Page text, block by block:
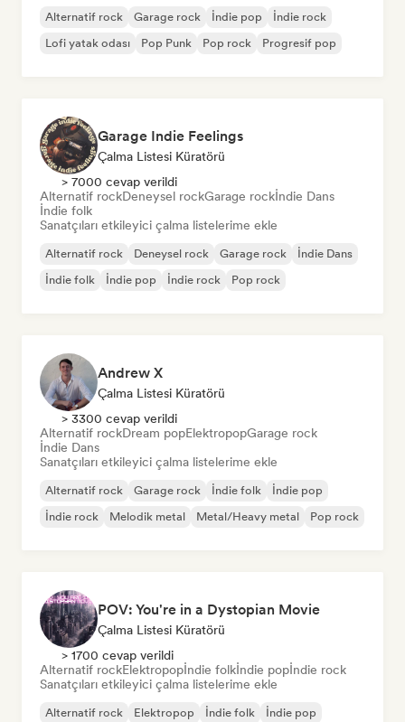
Alternatif rock Garage rock İndie pop
İndie rock
Lofi yatak odası
Pop Punk Pop rock Progresif pop
Garage Indie Feelings
Çalma Listesi Küratörü
> 7000 cevap verildi
Alternatif rockDeneysel rockGarage rockİndie Dans
İndie folk
Sanatçıları etkileyici çalma listelerime ekle
Alternatif rock Deneysel rock Garage rock
İndie Dans
İndie folk
İndie pop İndie rock Pop rock
Andrew X
Çalma Listesi Küratörü
> 3300 cevap verildi
Alternatif rockDream popElektropopGarage rock
İndie Dans
Sanatçıları etkileyici çalma listelerime ekle
Alternatif rock Garage rock İndie folk
İndie pop
İndie rock
Melodik metal Metal/Heavy metal Pop rock
POV: You're in a Dystopian Movie
Çalma Listesi Küratörü
> 1700 cevap verildi
Alternatif rockElektropopİndie folkİndie popİndie rock
Sanatçıları etkileyici çalma listelerime ekle
Alternatif rock Elektropop İndie folk İndie pop